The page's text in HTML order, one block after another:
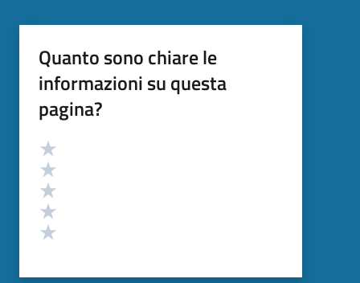
Quanto sono chiare le
informazioni su questa
pagina?
Valutazione